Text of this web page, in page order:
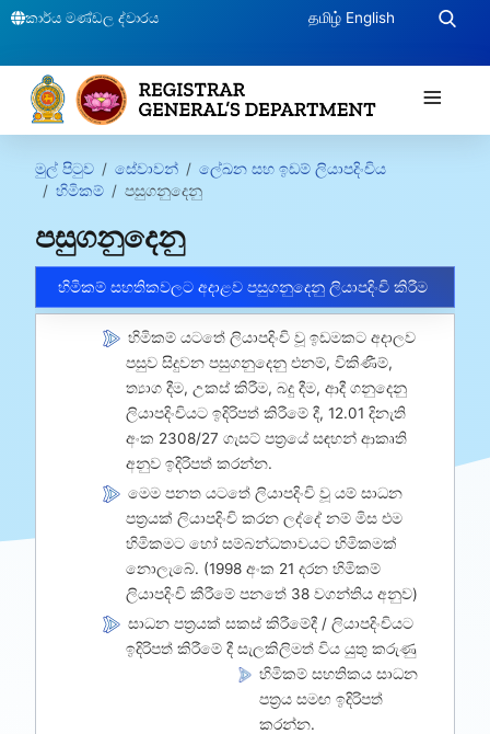
කාර්ය මණ්ඩල ද්වාරය தமிழ் English
≡
මුල් පිටුව සේවාවන්
ලේඛන සහ ඉඩම් ලියාපදිංචිය
හිමිකම්
පසුගනුදෙනු
පසුගනුදෙනු
හිමිකම් සහතිකවලට අදාළව පසුගනුදෙනු ලියාපදිංචි කිරීම
හිමිකම් යටතේ ලියාපදිංචි වූ ඉඩමකට අදාලව
පසුව සිදුවන පසුගනුදෙනු එනම්, විකිණීම්,
ත්‍යාග දීම, උකස් කිරීම, බදු දීම, ආදී ගනුදෙනු
ලියාපදිංචියට ඉදිරිපත් කිරීමේ දී, 12.01 දිනැති
අංක 2308/27 ගැසට් පත්‍රයේ සඳහන් ආකෘති
අනුව ඉදිරිපත් කරන්න.
මෙම පනත යටතේ ලියාපදිංචි වූ යම් සාධන
පත්‍රයක් ලියාපදිංචි කරන ලද්දේ නම් මිස එම
හිමිකමට හෝ සම්බන්ධතාවයට හිමිකමක්
නොලැබේ. (1998 අංක 21 දරන හිමිකම්
ලියාපදිංචි කීරීමේ පනතේ 38 වගන්තිය අනුව)
සාධන පත්‍රයක් සකස් කිරීමේදී / ලියාපදිංචියට
ඉදිරිපත් කිරීමේ දී සැලකිලිමත් විය යුතු කරුණු
හිමිකම් සහතිකය සාධන
පත්‍රය සමඟ ඉදිරිපත්
කරන්න.